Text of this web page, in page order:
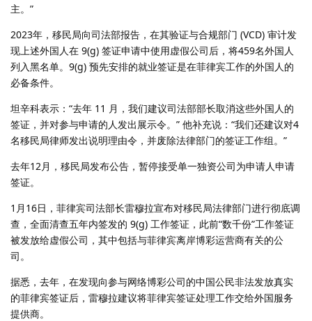
主。”
2023年，移民局向司法部报告，在其验证与合规部门 (VCD) 审计发
现上述外国人在 9(g) 签证申请中使用虚假公司后，将459名外国人
列入黑名单。9(g) 预先安排的就业签证是在菲律宾工作的外国人的
必备条件。
坦辛科表示：“去年 11 月，我们建议司法部部长取消这些外国人的
签证，并对参与申请的人发出展示令。” 他补充说：“我们还建议对4
名移民局律师发出说明理由令，并废除法律部门的签证工作组。”
去年12月，移民局发布公告，暂停接受单一独资公司为申请人申请
签证。
1月16日，菲律宾司法部长雷穆拉宣布对移民局法律部门进行彻底调
查，全面清查五年内签发的 9(g) 工作签证，此前“数千份”工作签证
被发放给虚假公司，其中包括与菲律宾离岸博彩运营商有关的公
司。
据悉，去年，在发现向参与网络博彩公司的中国公民非法发放真实
的菲律宾签证后，雷穆拉建议将菲律宾签证处理工作交给外国服务
提供商。